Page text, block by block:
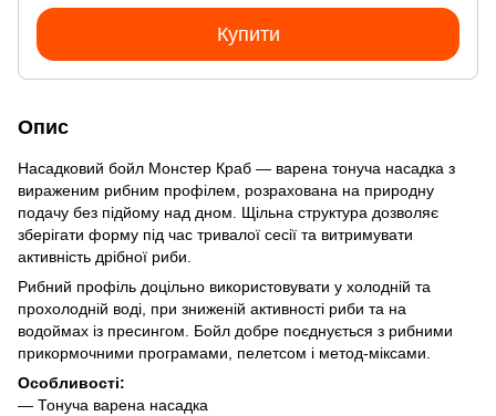
Купити
Опис
Насадковий бойл Монстер Краб — варена тонуча насадка з
вираженим рибним профілем, розрахована на природну
подачу без підйому над дном. Щільна структура дозволяє
зберігати форму під час тривалої сесії та витримувати
активність дрібної риби.
Рибний профіль доцільно використовувати у холодній та
прохолодній воді, при зниженій активності риби та на
водоймах із пресингом. Бойл добре поєднується з рибними
прикормочними програмами, пелетсом і метод-міксами.
Особливості:
— Тонуча варена насадка